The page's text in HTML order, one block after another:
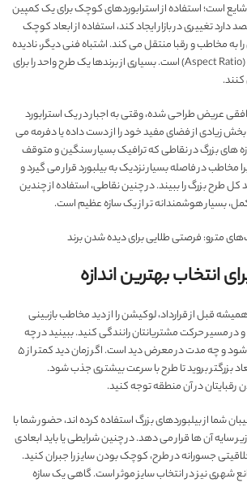
است؛ استفاده از استرابوردهای کوچک برای یک کمپین
تغییری در بازار ایجاد کند، استفاده از ابعاد کوچک
مخاطب و رقبا منتقل می کند. اشتباه فنی دیگر، نادیده
گرفتن “تناسبات تصویری” (Aspect Ratio) است. بسیاری از برندها یک طرح واحد را برای
عریض طراحی شده، وقتی به اجبار در یک استرابورد
زیادی از فضای مفید خود را از دست داده یا دفرمه می
های بزرگ در نقاطی که ترافیک بسیار سنگین و متوقف
مخاطب در فاصله بسیار نزدیک به بیلبورد قرار می گیرد و
کل طرح بزرگ را ببیند. در چنین نقاطی، استفاده از چندین
بسیار هوشمندانه تر از یک سازه عظیم است.
مترو: فرصتی طلایی برای دیده شدن برند
انتخاب بهترین اندازه
قبل از قرارداد، لوکیشن را از دید مخاطب بازبینی
در مسیر حرکت مشتریانتان رانندگی کنید. ببینید در چه
لحظه ای بیلبورد ظاهر می شود و چه مدت در معرض دید است. اگر زمان دید کمتر از ۵
بزرگتر بروید تا طرح با سرعت بیشتری جذب شود.
رقبایتان در آن منطقه توجه کنید.
شما از بیلبوردهای بزرگ استفاده کرده اند، حضور شما با
سایه آن ها قرار می دهد. در چنین شرایطی یا باید ابعادی
جسورانه در طرح، کوچک بودن سایز را جبران کنید.
شهری نیز در انتخاب سایز موثر است. گاهی یک سازه